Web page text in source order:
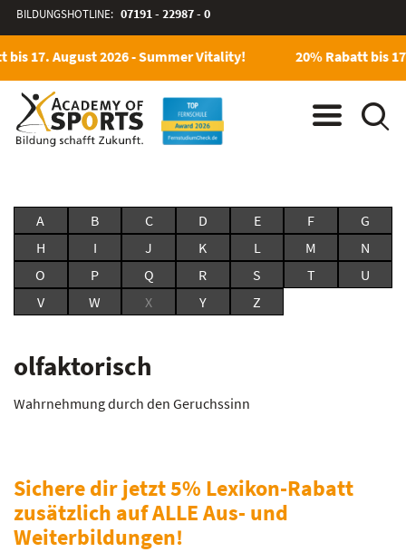
BILDUNGSHOTLINE: 07191 - 22987 - 0
bis 17. August 2026 - Summer Vitality! 20% Rabatt bis
A B C D E F
G
H
I J K L M
N
O
P Q R S T
U
V
W X Y Z
olfaktorisch
Wahrnehmung durch den Geruchssinn
Sichere dir jetzt 5% Lexikon-Rabatt
zusätzlich auf ALLE Aus- und
Weiterbildungen!